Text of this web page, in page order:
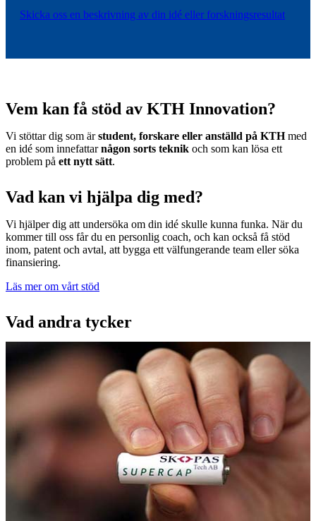
Skicka oss en beskrivning av din idé eller forskningsresultat
Vem kan få stöd av KTH Innovation?
Vi stöttar dig som ärstudent, forskare eller anställd på KTHmed
en idé som innefattarnågon sorts teknik och som kan lösa ett
problem på ett nytt sätt.
Vad kan vi hjälpa dig med?
Vi hjälper dig att undersöka om din idé skulle kunna funka. När du
kommer till oss får du en personlig coach, och kan också få stöd
inom, patent och avtal, att bygga ett välfungerande team eller söka
finansiering.
Läs mer om vårt stöd
Vad andra tycker